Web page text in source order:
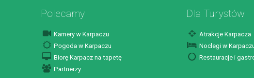
Polecamy
Kamery w Karpaczu
Pogoda w Karpaczu
Biorę Karpacz na tapetę
Partnerzy
Dla Turystów
Atrakcje Karpacza
Noclegi w
Restauracje i